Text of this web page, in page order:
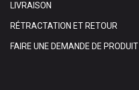
LIVRAISON
RÉTRACTATION ET RETOUR
FAIRE UNE DEMANDE DE PRODUIT